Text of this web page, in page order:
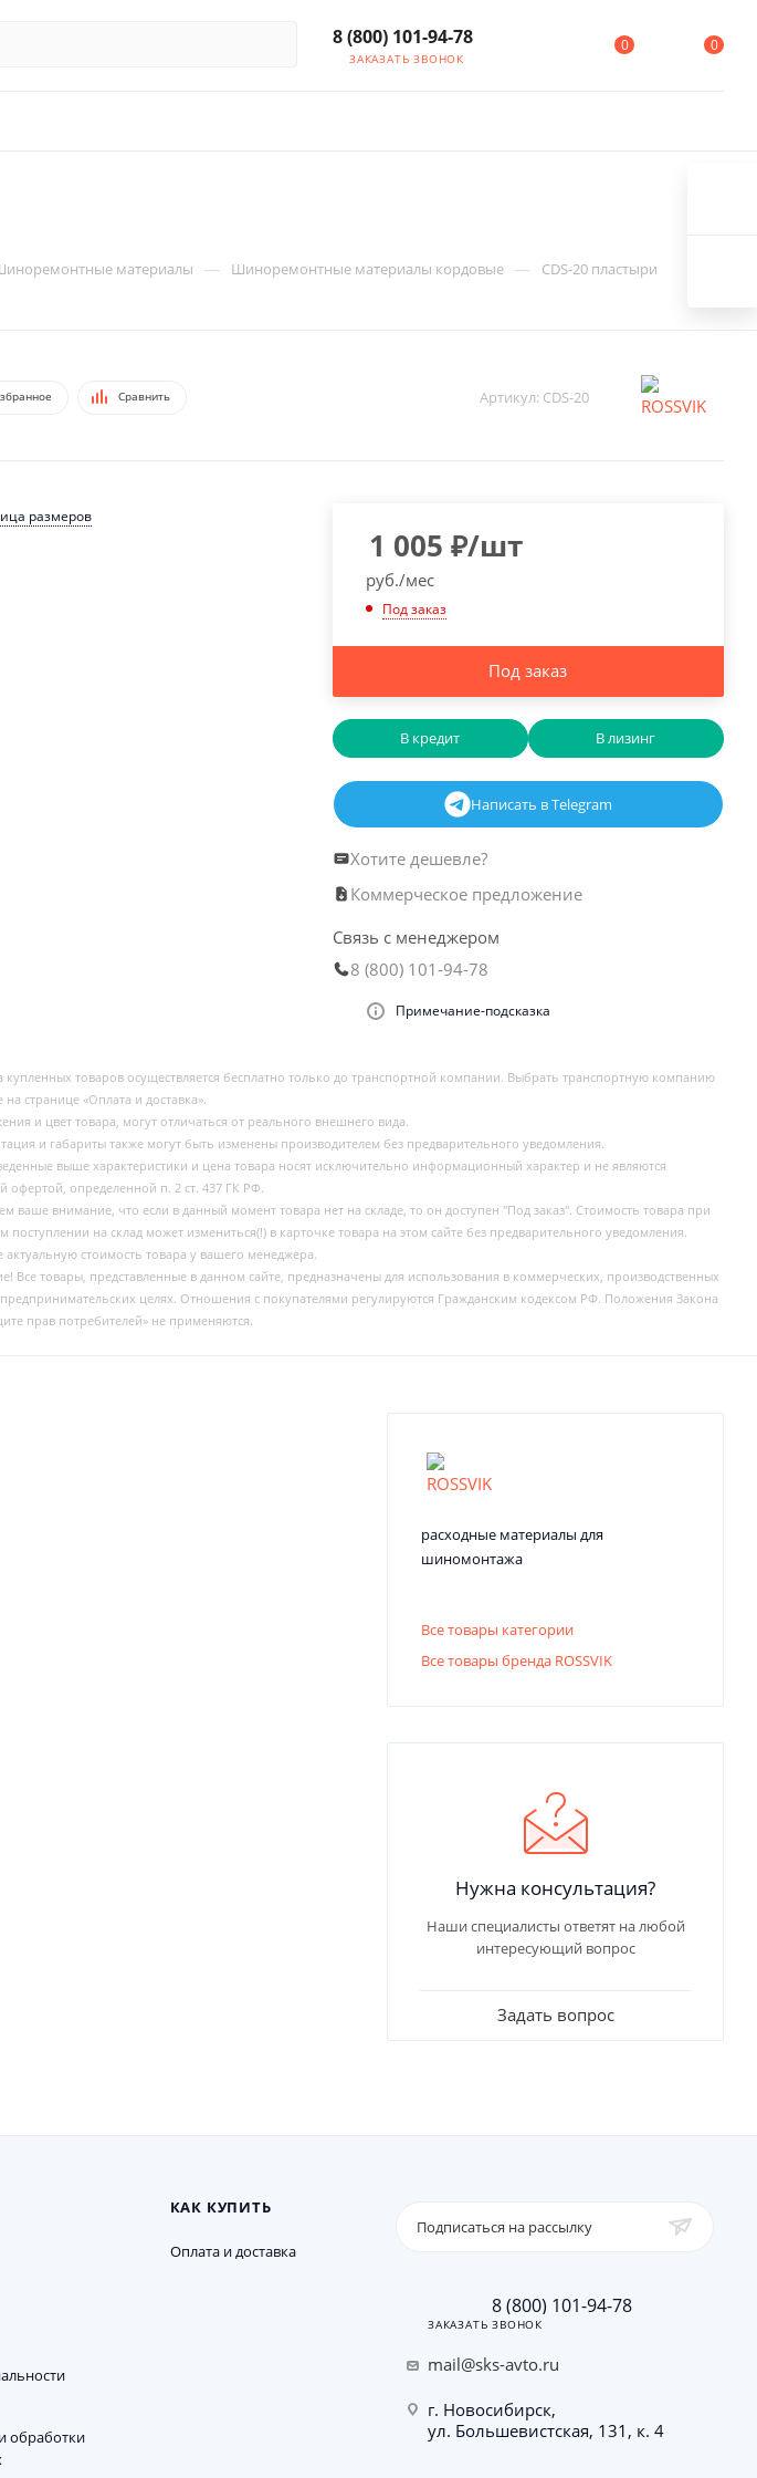
8 (800) 101-94-78
ЗАКАЗАТЬ ЗВОНОК
0 0
материалы — Шиноремонтные материалы кордовые — CDS-20 пластыри
Сравнить Артикул: CDS-20
размеров
1 005 ₽/шт
руб./мес
Под заказ
Под заказ
В кредит В лизинг
Написать в Telegram
Хотите дешевле?
Коммерческое предложение
Связь с менеджером
8 (800) 101-94-78
Примечание-подсказка
купленных товаров осуществляется бесплатно только до транспортной компании. Выбрать транспортную компанию
странице «Оплата и доставка».
и цвет товара, могут отличаться от реального внешнего вида.
и габариты также могут быть изменены производителем без предварительного уведомления.
выше характеристики и цена товара носят исключительно информационный характер и не являются
офертой, определенной п. 2 ст. 437 ГК РФ.
ваше внимание, что если в данный момент товара нет на складе, то он доступен "Под заказ". Стоимость товара при
поступлении на склад может измениться(!) в карточке товара на этом сайте без предварительного уведомления.
актуальную стоимость товара у вашего менеджера.
Все товары, представленные в данном сайте, предназначены для использования в коммерческих, производственных
целях. Отношения с покупателями регулируются Гражданским кодексом РФ. Положения Закона
прав потребителей» не применяются.
расходные материалы для
шиномонтажа
Все товары категории
Все товары бренда ROSSVIK
Нужна консультация?
Наши специалисты ответят на любой
интересующий вопрос
Задать вопрос
обработки
КАК КУПИТЬ
Оплата и доставка
Подписаться на рассылку
8 (800) 101-94-78
ЗАКАЗАТЬ ЗВОНОК
mail@sks-avto.ru
г. Новосибирск,
ул. Большевистская, 131, к. 4